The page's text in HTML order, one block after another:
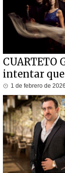
CUARTETO
intentar que
1 de febrero de 2026